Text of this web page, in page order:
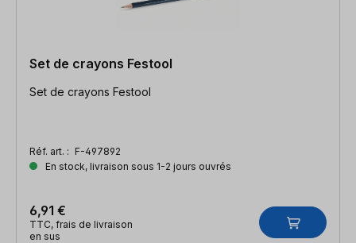
Set de crayons Festool
Set de crayons Festool
Réf. art. : F-497892
En stock, livraison sous 1-2 jours ouvrés
6,91 €
TTC, frais de livraison
en sus